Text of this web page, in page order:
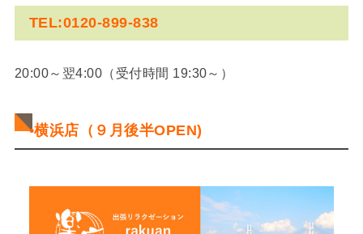
TEL:0120-899-838
20:00～翌4:00（受付時間 19:30～）
•横浜店（９月後半OPEN)